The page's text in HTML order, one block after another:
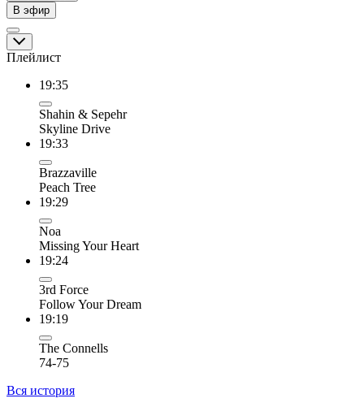
В эфир
Плейлист
19:35
Shahin & Sepehr
Skyline Drive
19:33
Brazzaville
Peach Tree
19:29
Noa
Missing Your Heart
19:24
3rd Force
Follow Your Dream
19:19
The Connells
74-75
Вся история